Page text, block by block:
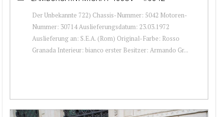
Der Unbekannte 722) Chassis-Nummer: 5042 Motoren-
Nummer: 30714 Auslieferungsdatum: 23.03.1972
Auslieferung an: S.E.A. (Rom) Original-Farbe: Rosso
Granada Interieur: bianco erster Besitzer: Armando Gr...